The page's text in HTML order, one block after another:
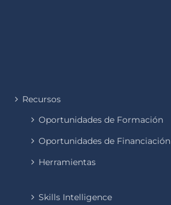
Recursos
Oportunidades de Formación
Oportunidades de Financiación
Herramientas
Skills Intelligence